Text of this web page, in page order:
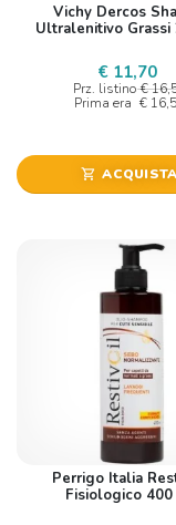
Vichy Dercos
Ultralenitivo Grassi
€ 11,70
Prz. listino €
Prima era €
shopping_cart ACQUISTA
Perrigo Italia
Fisiologico